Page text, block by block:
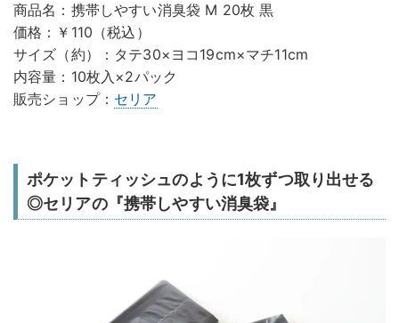
商品名：携帯しやすい消臭袋 M 20枚 黒
価格：￥110（税込）
サイズ（約）：タテ30×ヨコ19cm×マチ11cm
内容量：10枚入×2パック
販売ショップ： セリア
ポケットティッシュのように1枚ずつ取り出せる
◎セリアの『携帯しやすい消臭袋』